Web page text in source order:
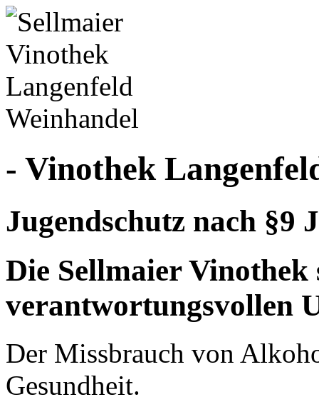
- Vinothek
Jugendschutz nach §9
Die Sellmaier Vinothek
verantwortungsvollen
Der Missbrauch von
Gesundheit.